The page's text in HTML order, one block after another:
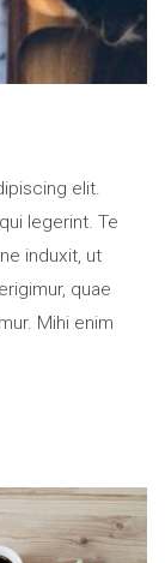
elit.
legerint. Te
induxit, ut
quae
Mihi enim